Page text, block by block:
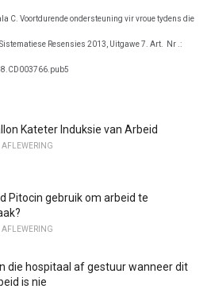
C. Voortdurende ondersteuning vir vroue tydens die
Resensies 2013, Uitgawe 7. Art. Nr .:
Kateter Induksie van Arbeid
Pitocin gebruik om arbeid te
die hospitaal af gestuur wanneer dit
is nie